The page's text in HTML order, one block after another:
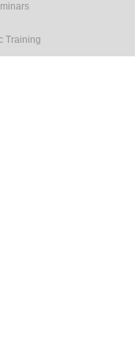
Training